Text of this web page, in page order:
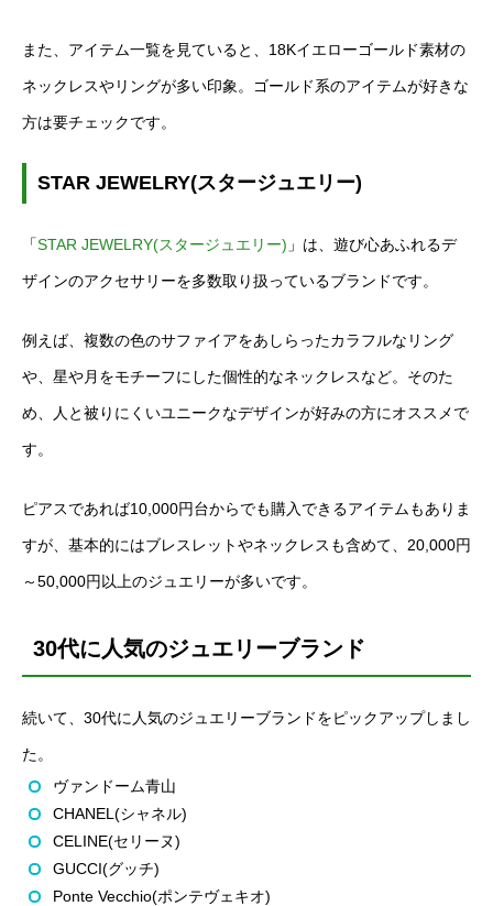
また、アイテム一覧を見ていると、18Kイエローゴールド素材の
ネックレスやリングが多い印象。ゴールド系のアイテムが好きな
方は要チェックです。
STAR JEWELRY(スタージュエリー)
「STAR JEWELRY(スタージュエリー) 」は、遊び心あふれるデ
ザインのアクセサリーを多数取り扱っているブランドです。
例えば、複数の色のサファイアをあしらったカラフルなリング
や、星や月をモチーフにした個性的なネックレスなど。そのた
め、人と被りにくいユニークなデザインが好みの方にオススメで
す。
ピアスであれば10,000円台からでも購入できるアイテムもありま
すが、基本的にはブレスレットやネックレスも含めて、20,000円
～50,000円以上のジュエリーが多いです。
30代に人気のジュエリーブランド
続いて、30代に人気のジュエリーブランドをピックアップしまし
た。
ヴァンドーム青山
CHANEL(シャネル)
CELINE(セリーヌ)
GUCCI(グッチ)
Ponte Vecchio(ポンテヴェキオ)